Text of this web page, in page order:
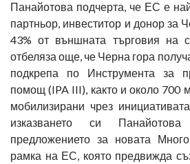
Панайотова подчерта, че ЕС е
партньор, инвеститор и донор за
43% от външната търговия на
отбеляза още, че Черна гора
подкрепа по Инструмента за
помощ (IPA III), както и около 700
мобилизирани чрез
изказването си
предложението за новата
рамка на ЕС, която предвижда